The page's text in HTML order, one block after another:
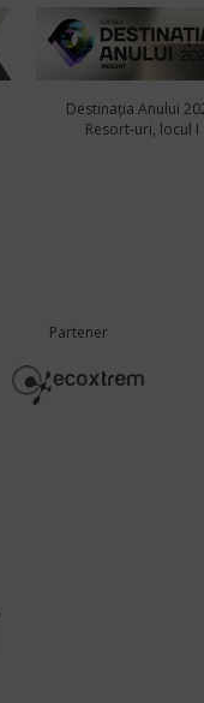
Destinația Anului
Resort-uri, locul I
Partener